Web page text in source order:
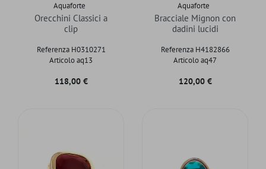
Aquaforte
Orecchini Classici a
clip
Referenza H0310271
Articolo aq13
Prezzo
118,00 €
Aquaforte
Bracciale Mignon con
dadini lucidi
Referenza H4182866
Articolo aq47
Prezzo
120,00 €